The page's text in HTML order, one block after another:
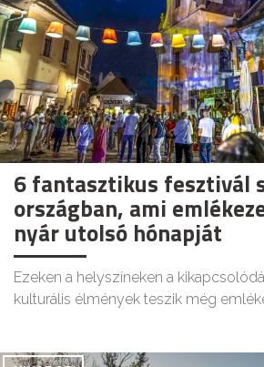
6 fantasztikus fesztivál
országban, ami
nyár utolsó hónapját
Ezeken a helyszíneken a
kulturális élmények teszik még